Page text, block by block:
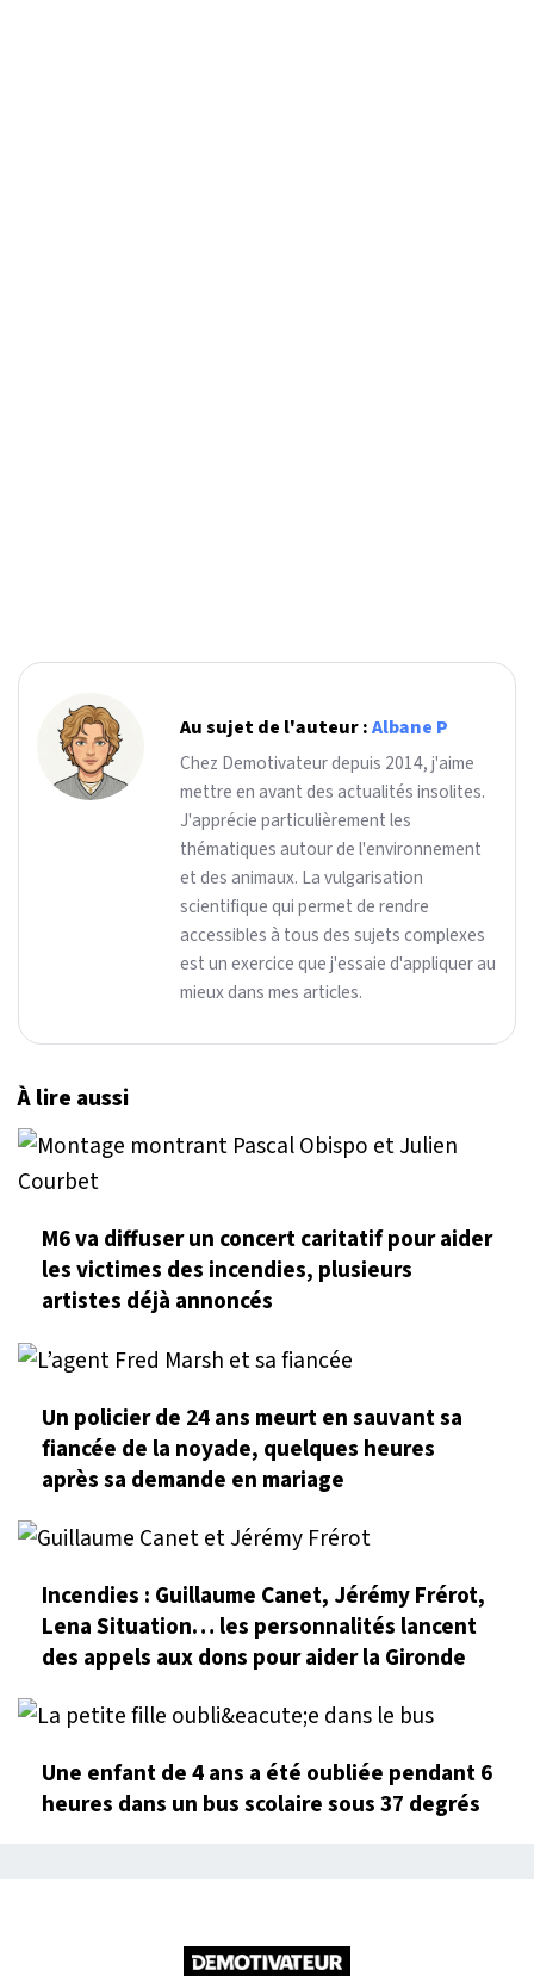
Au sujet de l'auteur :Albane P
Chez Demotivateur depuis 2014, j'aime
mettre en avant des actualités insolites.
J'apprécie particulièrement les
thématiques autour de l'environnement
et des animaux. La vulgarisation
scientifique qui permet de rendre
accessibles à tous des sujets complexes
est un exercice que j'essaie d'appliquer au
mieux dans mes articles.
À lire aussi
M6 va diffuser un concert caritatif pour aider
les victimes des incendies, plusieurs
artistes déjà annoncés
Un policier de 24 ans meurt en sauvant sa
fiancée de la noyade, quelques heures
après sa demande en mariage
Incendies : Guillaume Canet, Jérémy Frérot,
Lena Situation… les personnalités lancent
des appels aux dons pour aider la Gironde
Une enfant de 4 ans a été oubliée pendant 6
heures dans un bus scolaire sous 37 degrés